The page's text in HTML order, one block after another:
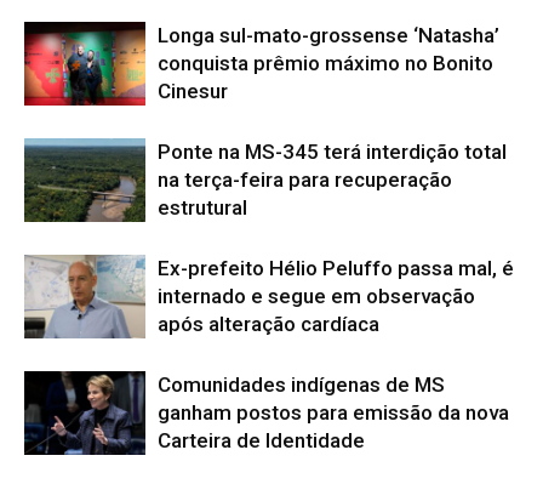
Longa sul-mato-grossense ‘Natasha’
conquista prêmio máximo no Bonito
Cinesur
Ponte na MS-345 terá interdição total
na terça-feira para recuperação
estrutural
Ex-prefeito Hélio Peluffo passa mal, é
internado e segue em observação
após alteração cardíaca
Comunidades indígenas de MS
ganham postos para emissão da nova
Carteira de Identidade